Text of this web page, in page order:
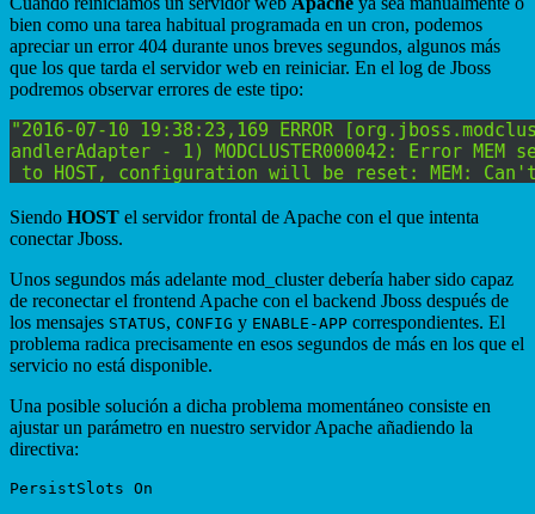
bien como una tarea habitual programada en un cron, podemos
apreciar un error 404 durante unos breves segundos, algunos más
que los que tarda el servidor web en reiniciar. En el log de Jboss
podremos observar errores de este tipo:
Siendo HOST el servidor frontal de Apache con el que intenta
conectar Jboss.
Unos segundos más adelante mod_cluster debería haber sido capaz
de reconectar el frontend Apache con el backend Jboss después de
los mensajes STATUS, CONFIG y ENABLE-APP correspondientes. El
problema radica precisamente en esos segundos de más en los que el
servicio no está disponible.
Una posible solución a dicha problema momentáneo consiste en
ajustar un parámetro en nuestro servidor Apache añadiendo la
directiva: